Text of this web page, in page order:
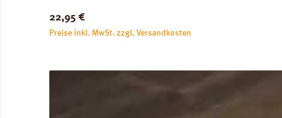
Regulärer Preis:
22,95 €
Preise inkl. MwSt. zzgl. Versandkosten